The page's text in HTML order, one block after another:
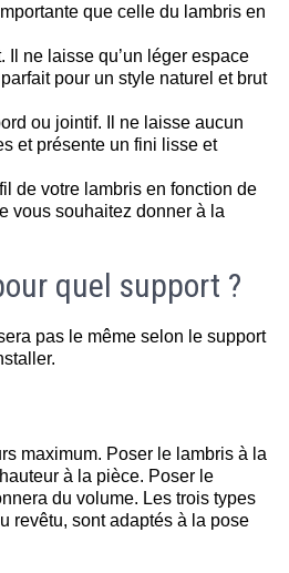
que celle du lambris en
Il ne laisse qu’un léger espace
pour un style naturel et brut
ou jointif. Il ne laisse aucun
et présente un fini lisse et
de votre lambris en fonction de
vous souhaitez donner à la
quel support ?
pas le même selon le support
maximum. Poser le lambris à la
à la pièce. Poser le
du volume. Les trois types
revêtu, sont adaptés à la pose